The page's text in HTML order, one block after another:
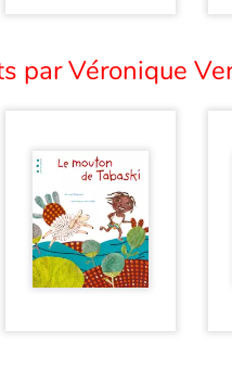
par Véronique